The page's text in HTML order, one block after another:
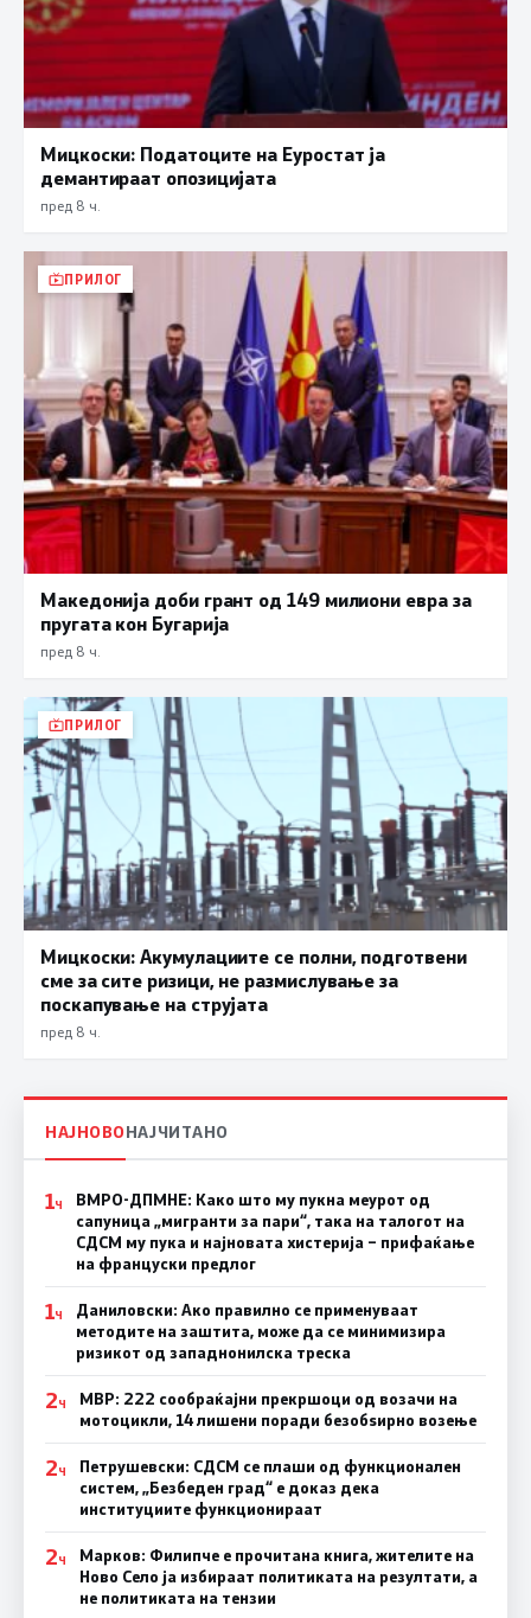
Мицкоски: Податоците на Еуростат ја
демантираат опозицијата
пред 8 ч.
ПРИЛОГ
Македонија доби грант од 149 милиони евра за
пругата кон Бугарија
пред 8 ч.
ПРИЛОГ
Мицкоски: Акумулациите се полни, подготвени
сме за сите ризици, не размислување за
поскапување на струјата
пред 8 ч.
НАЈНОВОНАЈЧИТАНО
1Ч
ВМРО-ДПМНЕ: Како што му пукна меурот од
сапуница „мигранти за пари“, така на талогот на
СДСМ му пука и најновата хистерија – прифаќање
на француски предлог
1Ч
Даниловски: Ако правилно се применуваат
методите на заштита, може да се минимизира
ризикот од западнонилска треска
2Ч
МВР: 222 сообраќајни прекршоци од возачи на
мотоцикли, 14 лишени поради безобѕирно возење
2Ч
Петрушевски: СДСМ се плаши од функционален
систем, „Безбеден град“ е доказ дека
институциите функционираат
2Ч
Марков: Филипче е прочитана книга, жителите на
Ново Село ја избираат политиката на резултати, а
не политиката на тензии